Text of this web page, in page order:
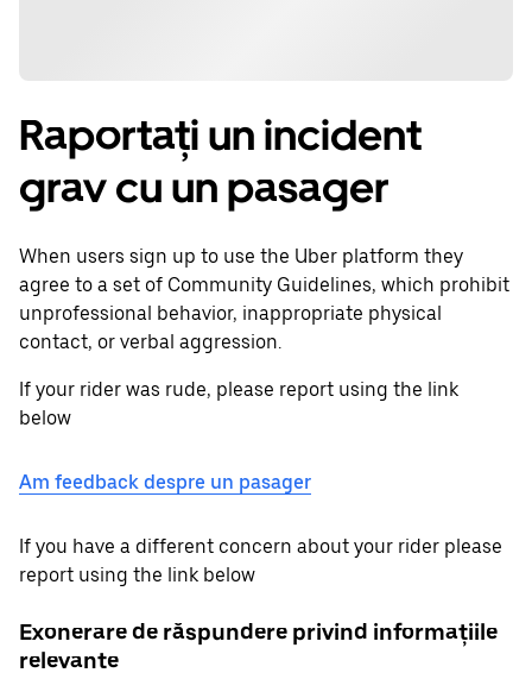
Raportați un incident
grav cu un pasager
When users sign up to use the Uber platform they
agree to a set of Community Guidelines, which prohibit
unprofessional behavior, inappropriate physical
contact, or verbal aggression.
If your rider was rude, please report using the link
below
Am feedback despre un pasager
If you have a different concern about your rider please
report using the link below
Exonerare de răspundere privind informațiile
relevante